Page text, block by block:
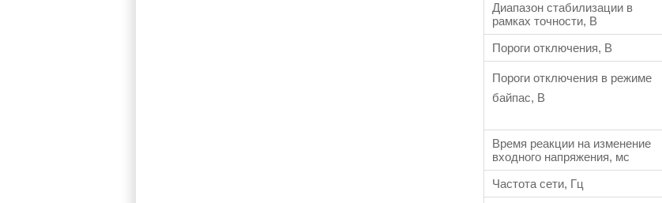
Диапазон стабилизации в
рамках точности, В
Пороги отключения, В
Пороги отключения в режиме
байпас, В
Время реакции на изменение
входного напряжения, мс
Частота сети, Гц